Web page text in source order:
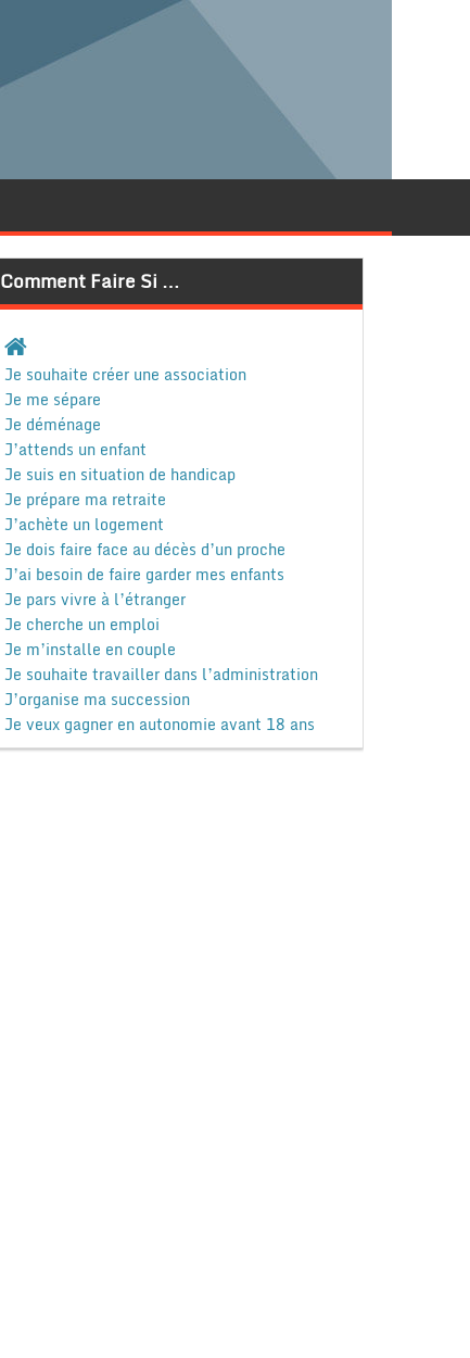
Comment Faire Si …
Je souhaite créer une association
Je me sépare
Je déménage
J’attends un enfant
Je suis en situation de handicap
Je prépare ma retraite
J’achète un logement
Je dois faire face au décès d’un proche
J’ai besoin de faire garder mes enfants
Je pars vivre à l’étranger
Je cherche un emploi
Je m’installe en couple
Je souhaite travailler dans l’administration
J’organise ma succession
Je veux gagner en autonomie avant 18 ans